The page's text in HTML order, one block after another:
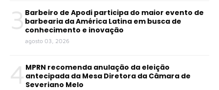
3 Barbeiro de Apodi participa do maior evento de
barbearia da América Latina em busca de
conhecimento e inovação
agosto 03, 2026
4 MPRN recomenda anulação da eleição
antecipada da Mesa Diretora da Câmara de
Severiano Melo